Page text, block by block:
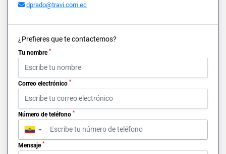
dprado@travi.com.ec
¿Prefieres que te contactemos?
Tu nombre *
Correo electrónico *
Número de teléfono *
▼
Mensaje *